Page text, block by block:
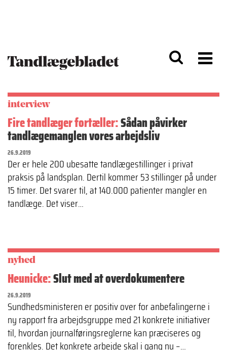
interview
Fire tandlæger fortæller:Sådan påvirker
tandlægemanglen vores arbejdsliv
26.9.2019
Der er hele 200 ubesatte tandlægestillinger i privat
praksis på landsplan. Dertil kommer 53 stillinger på under
15 timer. Det svarer til, at 140.000 patienter mangler en
tandlæge. Det viser…
nyhed
Heunicke:Slut med at overdokumentere
26.9.2019
Sundhedsministeren er positiv over for anbefalingerne i
ny rapport fra arbejdsgruppe med 21 konkrete initiativer
til, hvordan journalføringsreglerne kan præciseres og
forenkles. Det konkrete arbejde skal i gang nu –…